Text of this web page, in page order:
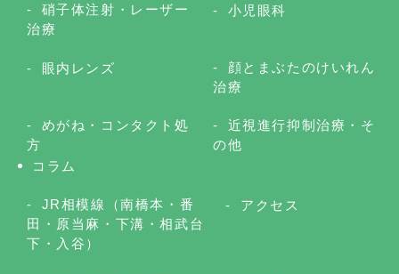
硝子体注射・レーザー
治療
小児眼科
眼内レンズ
顔とまぶたのけいれん
治療
めがね・コンタクト処
方
近視進行抑制治療・そ
の他
コラム
JR相模線（南橋本・番
田・原当麻・下溝・相武台
下・入谷）
アクセス